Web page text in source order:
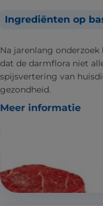
Ingrediënten op
Na jarenlang
dat de darmflora niet
spijsvertering van
gezondheid.
Meer informatie